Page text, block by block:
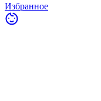
Избранное